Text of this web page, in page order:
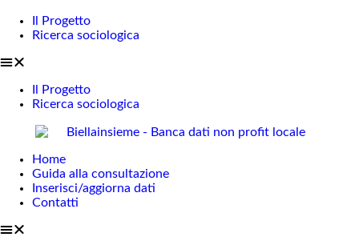
Il Progetto
Ricerca sociologica
Il Progetto
Ricerca sociologica
Home
Guida alla consultazione
Inserisci/aggiorna dati
Contatti